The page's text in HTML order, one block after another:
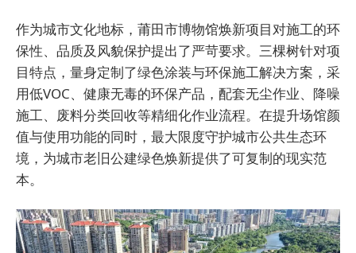
作为城市文化地标，莆田市博物馆焕新项目对施工的环
保性、品质及风貌保护提出了严苛要求。三棵树针对项
目特点，量身定制了绿色涂装与环保施工解决方案，采
用低VOC、健康无毒的环保产品，配套无尘作业、降噪
施工、废料分类回收等精细化作业流程。在提升场馆颜
值与使用功能的同时，最大限度守护城市公共生态环
境，为城市老旧公建绿色焕新提供了可复制的现实范
本。